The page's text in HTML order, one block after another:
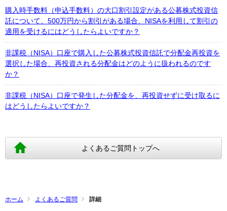
購入時手数料（申込手数料）の大口割引設定がある公募株式投資信
託について、500万円から割引がある場合、NISAを利用して割引の
適用を受けるにはどうしたらよいですか？
非課税（NISA）口座で購入した公募株式投資信託で分配金再投資を
選択した場合、再投資される分配金はどのように扱われるのです
か？
非課税（NISA）口座で発生した分配金を、再投資せずに受け取るに
はどうしたらよいですか？
よくあるご質問トップへ
ホーム よくあるご質問 詳細